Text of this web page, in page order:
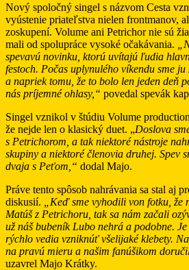
Nový spoločný singel s názvom Cesta
vyústenie priateľstva nielen frontmanov,
zoskupení. Volume ani Petrichor nie sú
mali od spolupráce vysoké očakávania.
spevavú novinku, ktorú uvítajú ľudia
festoch. Počas uplynulého víkendu sme
a napriek tomu, že to bolo len jeden deň
nás príjemné ohlasy,“ povedal spevák
Singel vznikol v štúdiu Volume
že nejde len o klasický duet. „Doslova
s Petrichorom, a tak niektoré nástroje
skupiny a niektoré členovia druhej. Spev
dvaja s Peťom,“ dodal Majo.
Práve tento spôsob nahrávania sa stal aj
diskusií.
„Keď sme vyhodili von fotku,
Matúš z Petrichoru, tak sa nám začali
už náš bubeník Lubo nehrá a podobne.
rýchlo vedia vzniknúť všelijaké klebety.
na pravú mieru a našim fanúšikom
uzavrel Majo Krátky.